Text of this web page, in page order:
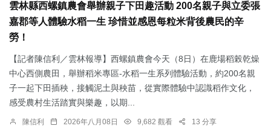
雲林縣西螺鎮農會舉辦親子下田趣活動 200名親子與立委張
嘉郡等人體驗水稻一生 珍惜並感恩每粒米背後農民的辛
勞！
【記者陳信利／雲林報導】西螺鎮農會今天（8日）在鹿場稻榖乾燥
中心西側農田，舉辦稻米專區-水稻一生系列體驗活動，約200名親
子一起下田插秧，接觸泥土與秧苗，從實際體驗中認識稻作文化，
感受農村生活踏實與樂趣，以期...
陳信利 2026年八月08日 9,682 觀看 13 分享